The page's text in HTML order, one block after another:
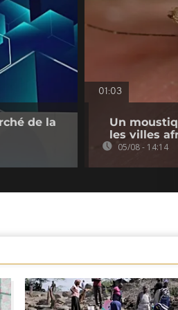
de la
01:03
Un
les villes
05/08 - 14:14